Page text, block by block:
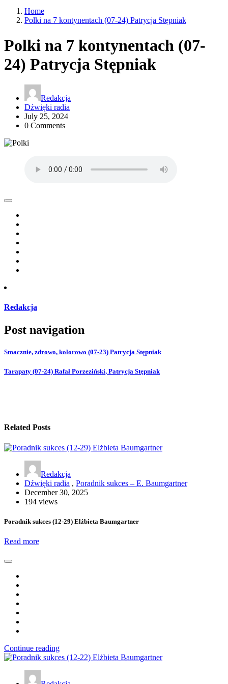
Home
Polki na 7 kontynentach (07-24) Patrycja Stępniak
Polki na 7 kontynentach (07-
24) Patrycja Stępniak
Redakcja
Dźwięki radia
July 25, 2024
0 Comments
Redakcja
Post navigation
Smacznie, zdrowo, kolorowo (07-23) Patrycja Stępniak
Tarapaty (07-24) Rafał Porzeziński, Patrycja Stępniak
Related Posts
Redakcja
Dźwięki radia , Poradnik sukces – E. Baumgartner
December 30, 2025
194 views
Poradnik sukces (12-29) Elżbieta Baumgartner
Read more
Continue reading